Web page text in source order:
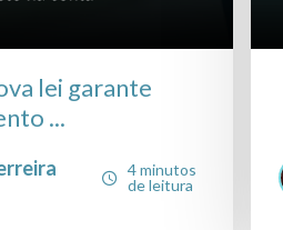
lei garante
...
4 minutos
de leitura